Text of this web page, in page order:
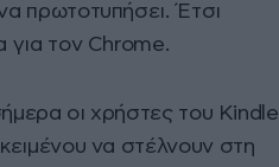
πρωτοτυπήσει. Έτσι
τον Chrome.
οι χρήστες του Kindle
να στέλνουν στη